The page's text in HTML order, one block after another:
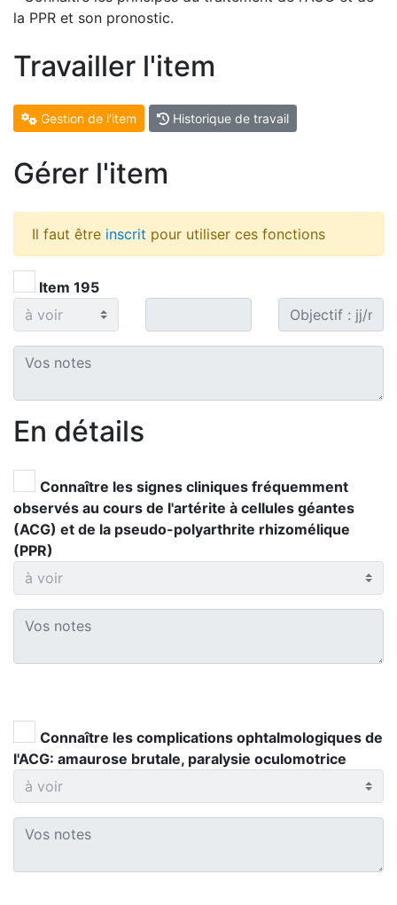
la PPR et son pronostic.
Travailler l'item
Gestion de l'item Historique de travail
Gérer l'item
Il faut être inscrit pour utiliser ces fonctions
Item 195
En détails
Connaître les signes cliniques fréquemment
observés au cours de l'artérite à cellules géantes
(ACG) et de la pseudo-polyarthrite rhizomélique
(PPR)
Connaître les complications ophtalmologiques de
l'ACG: amaurose brutale, paralysie oculomotrice